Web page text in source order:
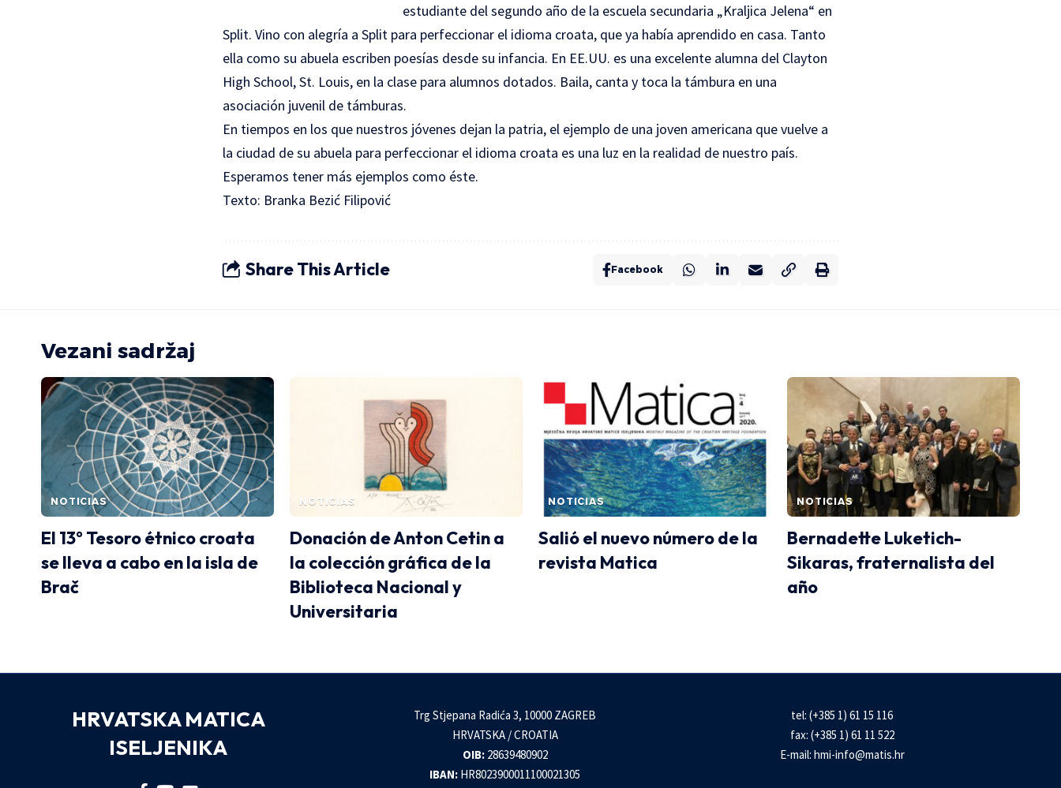
estudiante del segundo año de la escuela secundaria „Kraljica Jelena“ en
Split. Vino con alegría a Split para perfeccionar el idioma croata, que ya había aprendido en casa. Tanto
ella como su abuela escriben poesías desde su infancia. En EE.UU. es una excelente alumna del Clayton
High School, St. Louis, en la clase para alumnos dotados. Baila, canta y toca la támbura en una
asociación juvenil de támburas.
En tiempos en los que nuestros jóvenes dejan la patria, el ejemplo de una joven americana que vuelve a
la ciudad de su abuela para perfeccionar el idioma croata es una luz en la realidad de nuestro país.
Esperamos tener más ejemplos como éste.
Texto: Branka Bezić Filipović
Share This Article Facebook
Vezani sadržaj
NOTICIAS
El 13° Tesoro étnico croata
se lleva a cabo en la isla de
Brač
NOTICIAS
Donación de Anton Cetin a
la colección gráfica de la
Biblioteca Nacional y
Universitaria
NOTICIAS
Salió el nuevo número de la
revista Matica
NOTICIAS
Bernadette Luketich-
Sikaras, fraternalista del
año
HRVATSKA MATICA
ISELJENIKA
Trg Stjepana Radića 3, 10000 ZAGREB
HRVATSKA / CROATIA
OIB:28639480902
IBAN: HR8023900011100021305
tel: (+385 1) 61 15 116
fax: (+385 1) 61 11 522
E-mail: hmi-info@matis.hr